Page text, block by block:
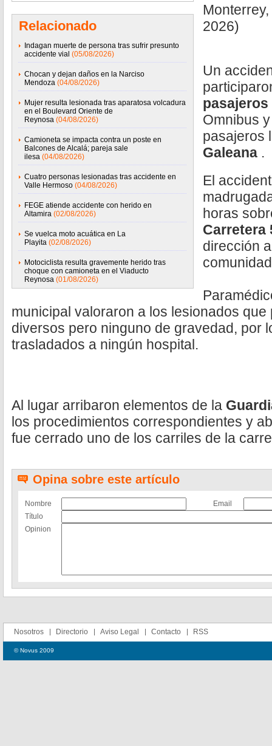
Relacionado
Indagan muerte de persona tras sufrir presunto
accidente vial (05/08/2026)
Chocan y dejan daños en la Narciso
Mendoza (04/08/2026)
Mujer resulta lesionada tras aparatosa volcadura
en el Boulevard Oriente de
Reynosa (04/08/2026)
Camioneta se impacta contra un poste en
Balcones de Alcalá; pareja sale
ilesa (04/08/2026)
Cuatro personas lesionadas tras accidente en
Valle Hermoso (04/08/2026)
FEGE atiende accidente con herido en
Altamira (02/08/2026)
Se vuelca moto acuática en La
Playita (02/08/2026)
Motociclista resulta gravemente herido tras
choque con camioneta en el Viaducto
Reynosa (01/08/2026)
2026)
Un
pasajeros
Omnibus
pasajeros
Galeana .
El
horas
Carretera
dirección
municipal valoraron a los lesionados
diversos pero ninguno de gravedad, por
trasladados a ningún hospital.
Al lugar arribaron elementos de la
los procedimientos correspondientes y
fue cerrado uno de los carriles de la
Opina sobre este artículo
Nombre
Email
Título
Opinion
Nosotros Directorio Aviso Legal Contacto RSS
© Novus 2009